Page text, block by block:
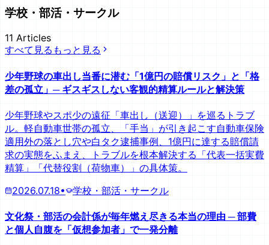
学校・部活・サークル
11 Articles
すべて見る もっと見る
少年野球の車出し当番に潜む「1億円の賠償リスク」と「格
差の孤立」─ ギスギスしない客観的精算ルールと解決策
少年野球やスポ少の遠征「車出し（送迎）」を巡るトラブ
ル。軽自動車世帯の孤立、「手当」が引き起こす自動車保険
適用外の落とし穴や白タク逮捕事例、1億円に達する賠償請
求の実態をふまえ、トラブルを根本解決する「代表一括実費
精算」「代替役割（荷物車）」の具体策。
2026.07.18• 学校・部活・サークル
文化祭・部活の会計係が毎年燃え尽きる本当の理由 ─ 部費
と個人自腹を「仮想参加者」で一発分離